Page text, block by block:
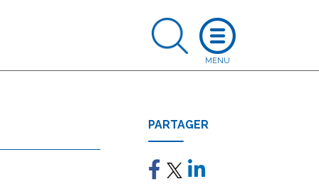
PARTAGER